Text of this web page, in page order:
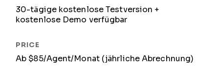
30-tägige kostenlose Testversion +
kostenlose Demo verfügbar
Ab $85/Agent/Monat (jährliche Abrechnung)